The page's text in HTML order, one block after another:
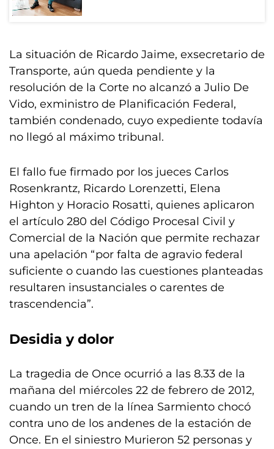
La situación de Ricardo Jaime, exsecretario de
Transporte, aún queda pendiente y la
resolución de la Corte no alcanzó a Julio De
Vido, exministro de Planificación Federal,
también condenado, cuyo expediente todavía
no llegó al máximo tribunal.
El fallo fue firmado por los jueces Carlos
Rosenkrantz, Ricardo Lorenzetti, Elena
Highton y Horacio Rosatti, quienes aplicaron
el artículo 280 del Código Procesal Civil y
Comercial de la Nación que permite rechazar
una apelación “por falta de agravio federal
suficiente o cuando las cuestiones planteadas
resultaren insustanciales o carentes de
trascendencia”.
Desidia y dolor
La tragedia de Once ocurrió a las 8.33 de la
mañana del miércoles 22 de febrero de 2012,
cuando un tren de la línea Sarmiento chocó
contra uno de los andenes de la estación de
Once. En el siniestro Murieron 52 personas y